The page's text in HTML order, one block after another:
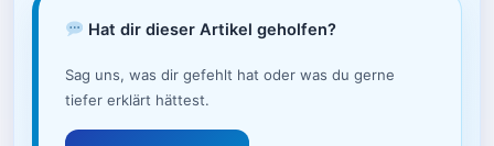
Hat dir dieser Artikel geholfen?
Sag uns, was dir gefehlt hat oder was du gerne
tiefer erklärt hättest.